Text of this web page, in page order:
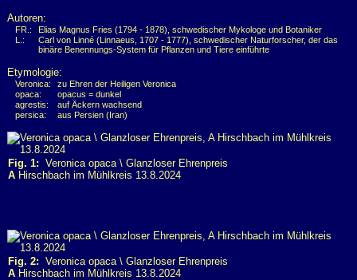
Autoren:
FR.:
Elias Magnus Fries (1794 - 1878), schwedischer Mykologe und Botaniker
L.:
Carl von Linné (Linnaeus, 1707 - 1777), schwedischer Naturforscher, der das
binäre Benennungs-System für Pflanzen und Tiere einführte
Etymologie:
Veronica:
zu Ehren der Heiligen Veronica
opaca:
opacus = dunkel
agrestis:
auf Äckern wachsend
persica:
aus Persien (Iran)
Fig. 1: Veronica opaca \ Glanzloser Ehrenpreis
A Hirschbach im Mühlkreis 13.8.2024
Fig. 2: Veronica opaca \ Glanzloser Ehrenpreis
A Hirschbach im Mühlkreis 13.8.2024